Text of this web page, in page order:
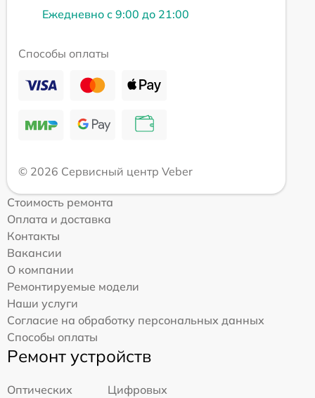
Ежедневно с 9:00 до 21:00
Способы оплаты
© 2026 Сервисный центр Veber
Стоимость ремонта
Оплата и доставка
Контакты
Вакансии
О компании
Ремонтируемые модели
Наши услуги
Согласие на обработку персональных данных
Способы оплаты
Ремонт устройств
Оптических
Цифровых